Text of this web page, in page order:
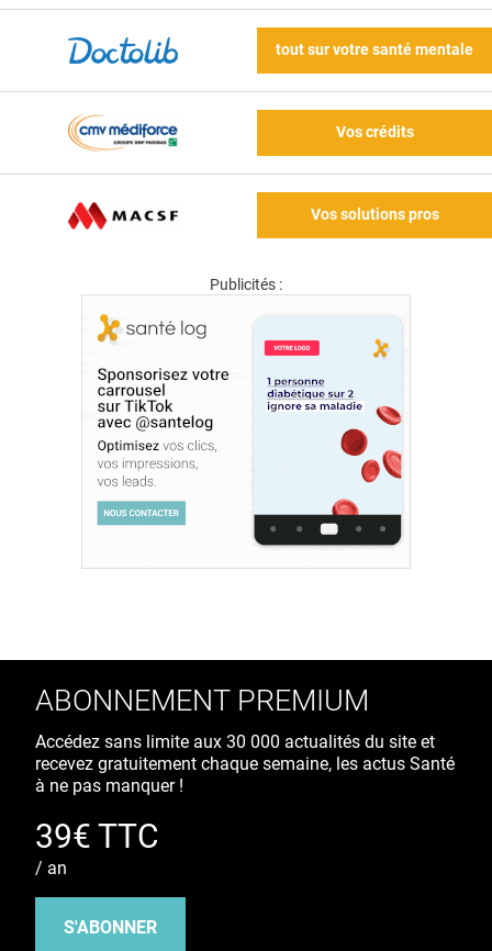
tout sur votre santé mentale
Vos crédits
Vos solutions pros
Publicités :
ABONNEMENT PREMIUM
Accédez sans limite aux 30 000 actualités du site et
recevez gratuitement chaque semaine, les actus Santé
à ne pas manquer !
39€ TTC
/ an
S'ABONNER